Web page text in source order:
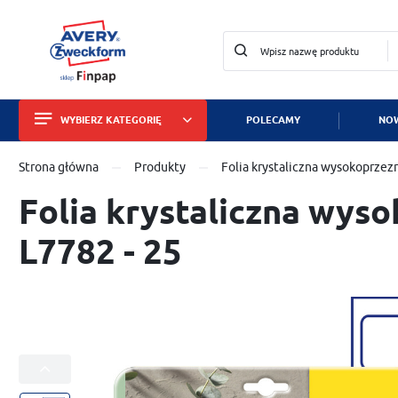
WYBIERZ KATEGORIĘ
Etykiety
Wizytówki i papiery
Identyfikatory
Zabezpieczanie mienia
POLECAMY
Strona główna Produkty Folia krystaliczna
Folia krystaliczna
L7782 - 25